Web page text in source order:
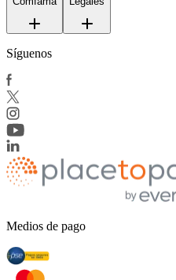
Síguenos
Medios de pago